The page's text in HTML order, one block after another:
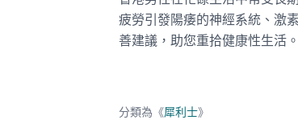
疲勞引發陽痿的神經系統、激
善建議，助您重拾健康性生活。
分類為《犀利士》